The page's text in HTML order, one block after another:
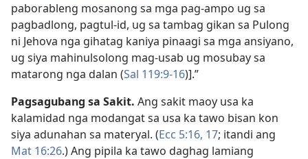
paborableng mosanong sa mga pag-ampo ug sa
pagbadlong, pagtul-id, ug sa tambag gikan sa Pulong
ni Jehova nga gihatag kaniya pinaagi sa mga ansiyano,
ug siya mahinulsolong mag-usab ug mosubay sa
matarong nga dalan (Sal 119:9-16)].”
Pagsagubang sa Sakit. Ang sakit maoy usa ka
kalamidad nga modangat sa usa ka tawo bisan kon
siya adunahan sa materyal. (Ecc 5:​16, 17; itandi ang
Mat 16:26.) Ang pipila ka tawo daghag lamiang